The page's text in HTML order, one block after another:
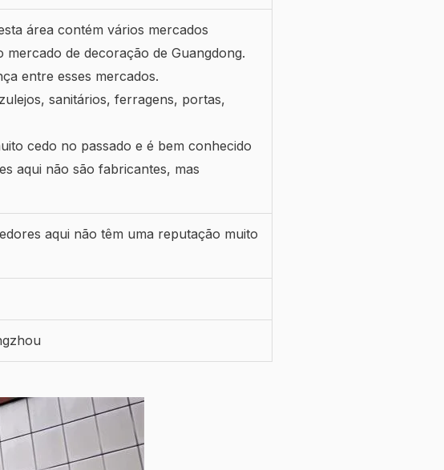
área contém vários mercados
de decoração de Guangdong.
entre esses mercados.
sanitários, ferragens, portas,
cedo no passado e é bem conhecido
aqui não são fabricantes, mas
aqui não têm uma reputação muito